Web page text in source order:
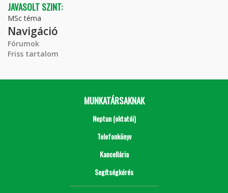
JAVASOLT SZINT:
MSc téma
Navigáció
Fórumok
Friss tartalom
MUNKATÁRSAKNAK
Neptun (oktatói)
Telefonkönyv
Kancellária
Segítségkérés